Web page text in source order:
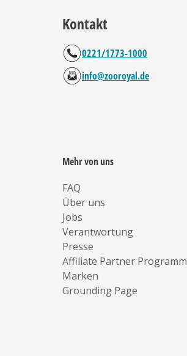
Kontakt
0221/1773-1000
info@zooroyal.de
Mehr von uns
FAQ
Über uns
Jobs
Verantwortung
Presse
Affiliate Partner Programm
Marken
Grounding Page